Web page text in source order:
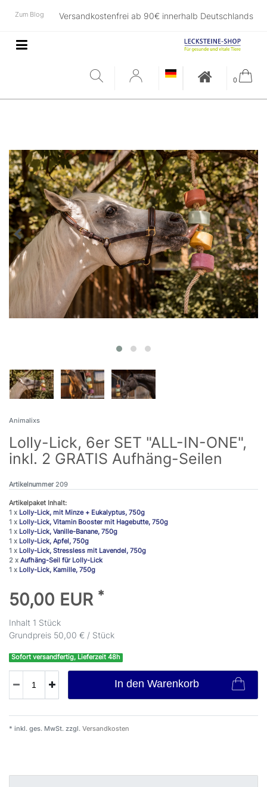
Zum Blog Versandkostenfrei ab 90€ innerhalb Deutschlands
0
Animalixs
Lolly-Lick, 6er SET "ALL-IN-ONE",
inkl. 2 GRATIS Aufhäng-Seilen
Artikelnummer209
Artikelpaket Inhalt:
1 x Lolly-Lick, mit Minze + Eukalyptus, 750g
1 x Lolly-Lick, Vitamin Booster mit Hagebutte, 750g
1 x Lolly-Lick, Vanille-Banane, 750g
1 x Lolly-Lick, Apfel, 750g
1 x Lolly-Lick, Stressless mit Lavendel, 750g
2 x Aufhäng-Seil für Lolly-Lick
1 x Lolly-Lick, Kamille, 750g
50,00 EUR *
Inhalt 1 Stück
Grundpreis 50,00 € / Stück
Sofort versandfertig, Lieferzeit 48h
In den Warenkorb
* inkl. ges. MwSt. zzgl. Versandkosten